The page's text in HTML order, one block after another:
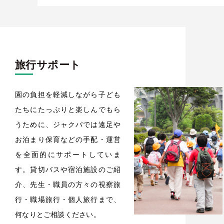
旅行サポート
園の負担を軽減しながら子ども
たちにたっぷりと楽しんでもら
うために、ジャクパでは遠足や
お泊まり保育などの手配・運営
を全面的にサポートしていま
す。貸切バスや宿泊施設のご紹
介、先生・職員の方々の視察旅
行・職場旅行・個人旅行まで、
何なりとご相談ください。